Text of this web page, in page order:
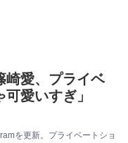
崎愛、プライベ
愛いすぎ」
を更新。プライベートショ